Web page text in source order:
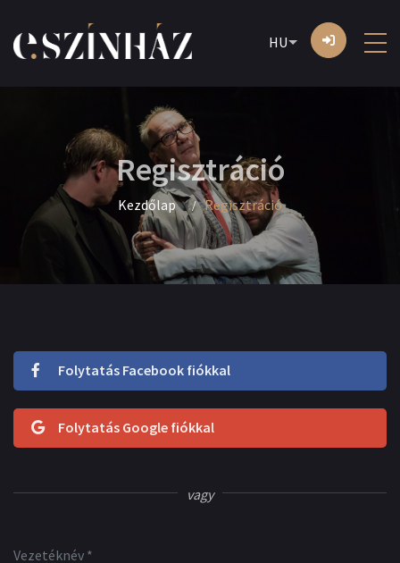
HU
Regisztráció
Kezdőlap Regisztráció
Folytatás Facebook fiókkal
Folytatás Google fiókkal
vagy